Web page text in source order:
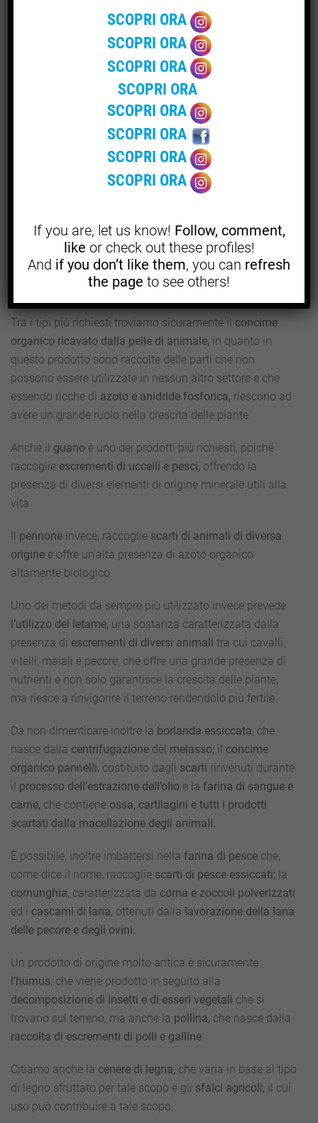
È importante però sapere che alcuniconcimi organici
sono ricchi di azoto,mentre altri sonoprivi di potassio,
ma in ogni caso è sempre bene richiedere il parere di un
esperto qualora si fosse indecisi sull’utilizzo di uno di
Quali sono i diversi tipi di
concime organico?
organico, poiché sono moltissime le risorse dalle quali è
possibile ottenere questo prodotto, ed è quindi altrettanto
facile optare per delle sostanze diverse in base all’utilizzo
che si vuole fare delle stesse.
Tra i tipi più richiesti troviamo sicuramente il concime
organico ricavato dalla pelle di animale, in quanto in
questo prodotto sono raccolte delle parti che non
possono essere utilizzate in nessun altro settore e che
essendo ricche di azoto e anidride fosforica, riescono ad
avere un grande ruolo nella crescita delle piante.
Anche il guano è uno dei prodotti più richiesti, poiché
raccoglie escrementi di uccelli e pesci, offrendo la
presenza di diversi elementi di origine minerale utili alla
vita.
Il pennone invece, raccoglie scarti di animali di diversa
origine e offre un’alta presenza di azoto organico
altamente biologico.
Uno dei metodi da sempre più utilizzato invece prevede
l’utilizzo del letame, una sostanza caratterizzata dalla
presenza di escrementi di diversi animali tra cui cavalli,
vitelli, maiali e pecore, che offre una grande presenza di
nutrienti e non solo garantisce la crescita delle piante,
ma riesce a rinvigorire il terreno rendendolo più fertile.
Da non dimenticare inoltre la borlanda essiccata, che
nasce dalla centrifugazione del melasso; il concime
organico pannelli, costituito dagli scarti rinvenuti durante
il processo dell’estrazione dell’olio e la farina di sangue e
carne, che contiene ossa, cartilagini e tutti i prodotti
scartati dalla macellazione degli animali.
È possibile, inoltre imbattersi nella farina di pesce che,
come dice il nome, raccoglie scarti di pesce essiccati; la
cornunghia, caratterizzata da corna e zoccoli polverizzati
ed i cascami di lana, ottenuti dalla lavorazione della lana
delle pecore e degli ovini.
Un prodotto di origine molto antica è sicuramente
l’humus, che viene prodotto in seguito alla
decomposizione di insetti e di esseri vegetali che si
trovano sul terreno, ma anche la pollina, che nasce dalla
raccolta di escrementi di polli e galline.
Citiamo anche la cenere di legna, che varia in base al tipo
di legno sfruttato per tale scopo e gli sfalci agricoli, il cui
uso può contribuire a tale scopo.
SCOPRI ORA
SCOPRI ORA
SCOPRI ORA
SCOPRI ORA
SCOPRI ORA
SCOPRI ORA
SCOPRI ORA
SCOPRI ORA
If you are, let us know! Follow, comment,
like or check out these profiles!
And if you don’t like them, you can refresh
the page to see others!